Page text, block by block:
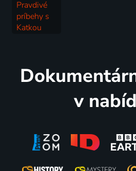
Pravdivé
príbehy s
Katkou
v